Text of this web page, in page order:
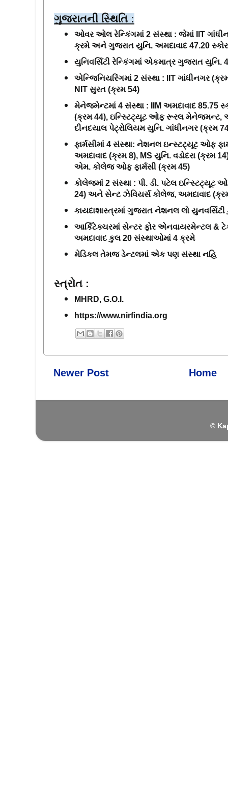
ગુજરાતની સ્થિતિ :
ઓવર ઓલ રેન્કિંગમાં 2 સંસ્થા : જેમાં IIT
ક્રમે અને ગુજરાત યુનિ. અમદાવાદ 47.20
યુનિવર્સિટી રેન્કિંગમાં એકમાત્ર ગુજરાત યુનિ.
એન્જિનિયરિંગમાં 2 સંસ્થા : IIT ગાંધીનગર
NIT સુરત (ક્રમ 54)
મેનેજમેન્ટમાં 4 સંસ્થા : IIM અમદાવાદ 85.75
(ક્રમ 44), ઇન્સ્ટિટ્યૂટ ઓફ રૂરલ મેનેજમન્ટ,
દીનદયાલ પેટ્રોલિયમ યુનિ. ગાંધીનગર (ક્રમ
ફાર્મસીમાં 4 સંસ્થા: નેશનલ ઇન્સ્ટટ્યૂટ ઓફ
અમદાવાદ (ક્રમ 8), MS યુનિ. વડોદરા (ક્રમ
એમ. કોલેજ ઓફ ફાર્મસી (ક્રમ 45)
કોલેજમાં 2 સંસ્થા : પી. ડી. પટેલ ઇન્સ્ટિટ્યૂટ
24) અને સેન્ટ ઝેવિયર્સ કોલેજ, અમદાવાદ
કાયદાશાસ્ત્રમાં ગુજરાત નેશનલ લો
આર્કિટેક્ચરમાં સેન્ટર ફોર એનવાયરમેન્ટલ &
અમદાવાદ કુલ 20 સંસ્થાઓમાં 4 ક્રમે
મેડિકલ તેમજ ડેન્ટલમાં એક પણ સંસ્થા નહિ
સ્ત્રોત :
MHRD, G.O.I.
https://www.nirfindia.org
Newer Post Home
©